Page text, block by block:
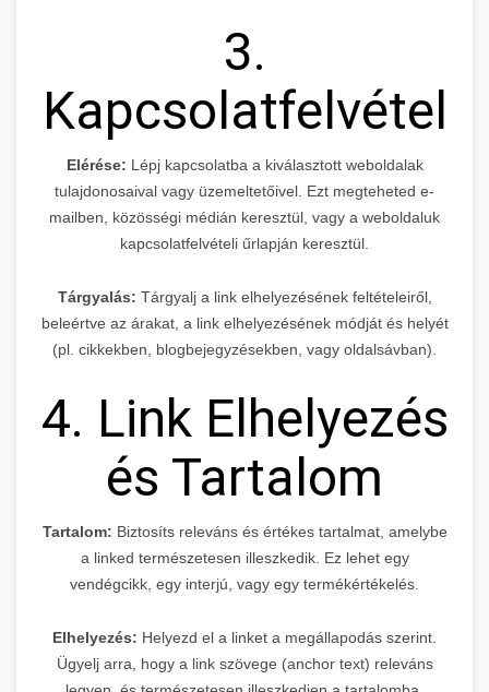
3.
Kapcsolatfelvétel
Elérése: Lépj kapcsolatba a kiválasztott weboldalak
tulajdonosaival vagy üzemeltetőivel. Ezt megteheted e-
mailben, közösségi médián keresztül, vagy a weboldaluk
kapcsolatfelvételi űrlapján keresztül.
Tárgyalás: Tárgyalj a link elhelyezésének feltételeiről,
beleértve az árakat, a link elhelyezésének módját és helyét
(pl. cikkekben, blogbejegyzésekben, vagy oldalsávban).
4. Link Elhelyezés
és Tartalom
Tartalom: Biztosíts releváns és értékes tartalmat, amelybe
a linked természetesen illeszkedik. Ez lehet egy
vendégcikk, egy interjú, vagy egy termékértékelés.
Elhelyezés: Helyezd el a linket a megállapodás szerint.
Ügyelj arra, hogy a link szövege (anchor text) releváns